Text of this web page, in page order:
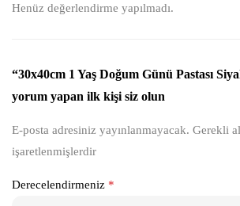
Henüz değerlendirme yapılmadı.
“30x40cm 1 Yaş Doğum Günü Pastası
yorum yapan ilk kişi siz olun
E-posta adresiniz yayınlanmayacak. Gerekli
işaretlenmişlerdir
Derecelendirmeniz *